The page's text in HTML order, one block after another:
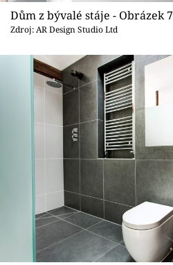
Dům z bývalé stáje - Obrázek 7
Zdroj: AR Design Studio Ltd